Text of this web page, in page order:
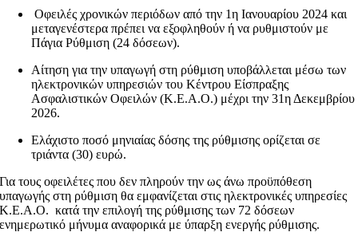
Οφειλές χρονικών περιόδων από την 1η Ιανουαρίου 2024 και
μεταγενέστερα πρέπει να εξοφληθούν ή να ρυθμιστούν με
Πάγια Ρύθμιση (24 δόσεων).
Αίτηση για την υπαγωγή στη ρύθμιση υποβάλλεται μέσω των
ηλεκτρονικών υπηρεσιών του Κέντρου Είσπραξης
Ασφαλιστικών Οφειλών (Κ.Ε.Α.Ο.) μέχρι την 31η Δεκεμβρίου
2026.
Ελάχιστο ποσό μηνιαίας δόσης της ρύθμισης ορίζεται σε
τριάντα (30) ευρώ.
Για τους οφειλέτες που δεν πληρούν την ως άνω προϋπόθεση
υπαγωγής στη ρύθμιση θα εμφανίζεται στις ηλεκτρονικές υπηρεσίες
Κ.Ε.Α.Ο. κατά την επιλογή της ρύθμισης των 72 δόσεων
ενημερωτικό μήνυμα αναφορικά με ύπαρξη ενεργής ρύθμισης.